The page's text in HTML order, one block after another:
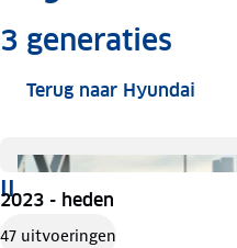
3 generaties
Terug naar Hyundai
II
2023 - heden
47 uitvoeringen